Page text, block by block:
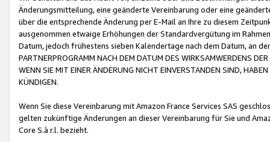
Änderungsmitteilung, eine geänderte Vereinbarung oder eine
über die entsprechende Änderung per E-Mail an Ihre zu diesem
ausgenommen etwaige Erhöhungen der Standardvergütung im
Datum, jedoch frühestens sieben Kalendertage nach dem Datum, an
PARTNERPROGRAMM NACH DEM DATUM DES WIRKSAMWERDENS
WENN SIE MIT EINER ÄNDERUNG NICHT EINVERSTANDEN SIND,
KÜNDIGEN.
Wenn Sie diese Vereinbarung mit Amazon France Services SAS
gelten zukünftige Änderungen an dieser Vereinbarung für Sie und
Core S.à r.l. bezieht.